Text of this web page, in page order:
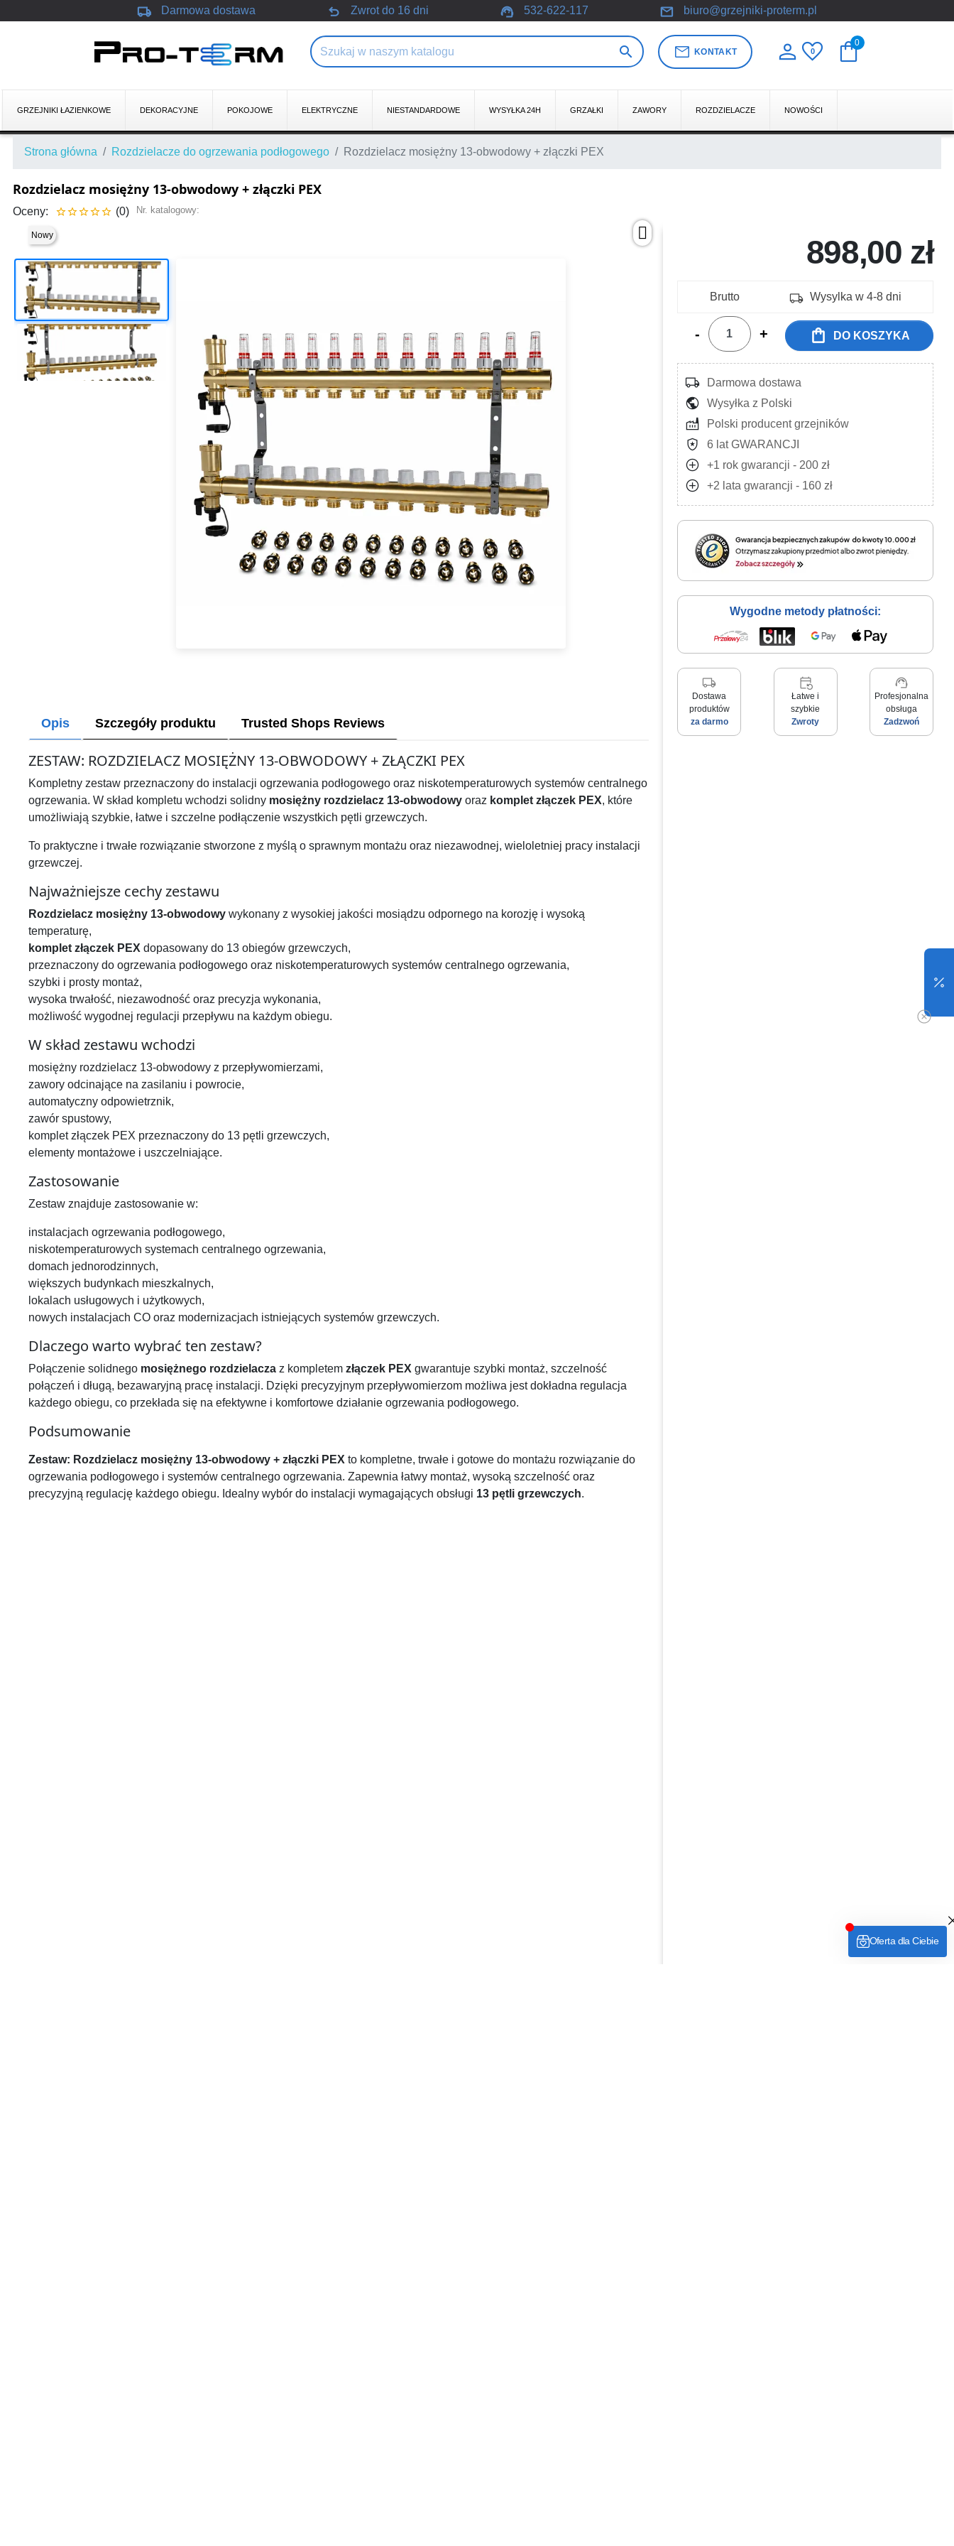
local_shipping Darmowa dostawa undo Zwrot do 16 dni support_agent 532-622-117 mail biuro@grzejniki-proterm.pl
 mail KONTAKT personfavorite
0 shopping_bag
0
GRZEJNIKI ŁAZIENKOWE DEKORACYJNE POKOJOWE ELEKTRYCZNE NIESTANDARDOWE WYSYŁKA 24H GRZAŁKI ZAWORY ROZDZIELACZE NOWOŚCI
Strona główna Rozdzielacze do ogrzewania podłogowego Rozdzielacz mosiężny 13-obwodowy + złączki PEX
Rozdzielacz mosiężny 13-obwodowy + złączki PEX
Oceny:  (0) Nr. katalogowy:
Nowy
Opis Szczegóły produktu Trusted Shops Reviews
ZESTAW: ROZDZIELACZ MOSIĘŻNY 13-OBWODOWY + ZŁĄCZKI PEX
Kompletny zestaw przeznaczony do instalacji ogrzewania podłogowego oraz niskotemperaturowych systemów centralnego
ogrzewania. W skład kompletu wchodzi solidny mosiężny rozdzielacz 13-obwodowyoraz komplet złączek PEX, które
umożliwiają szybkie, łatwe i szczelne podłączenie wszystkich pętli grzewczych.
To praktyczne i trwałe rozwiązanie stworzone z myślą o sprawnym montażu oraz niezawodnej, wieloletniej pracy instalacji
grzewczej.
Najważniejsze cechy zestawu
Rozdzielacz mosiężny 13-obwodowywykonany z wysokiej jakości mosiądzu odpornego na korozję i wysoką
temperaturę,
komplet złączek PEX dopasowany do 13 obiegów grzewczych,
przeznaczony do ogrzewania podłogowego oraz niskotemperaturowych systemów centralnego ogrzewania,
szybki i prosty montaż,
wysoka trwałość, niezawodność oraz precyzja wykonania,
możliwość wygodnej regulacji przepływu na każdym obiegu.
W skład zestawu wchodzi
mosiężny rozdzielacz 13-obwodowy z przepływomierzami,
zawory odcinające na zasilaniu i powrocie,
automatyczny odpowietrznik,
zawór spustowy,
komplet złączek PEX przeznaczony do 13 pętli grzewczych,
elementy montażowe i uszczelniające.
Zastosowanie
Zestaw znajduje zastosowanie w:
instalacjach ogrzewania podłogowego,
niskotemperaturowych systemach centralnego ogrzewania,
domach jednorodzinnych,
większych budynkach mieszkalnych,
lokalach usługowych i użytkowych,
nowych instalacjach CO oraz modernizacjach istniejących systemów grzewczych.
Dlaczego warto wybrać ten zestaw?
Połączenie solidnego mosiężnego rozdzielaczaz kompletem złączek PEX gwarantuje szybki montaż, szczelność
połączeń i długą, bezawaryjną pracę instalacji. Dzięki precyzyjnym przepływomierzom możliwa jest dokładna regulacja
każdego obiegu, co przekłada się na efektywne i komfortowe działanie ogrzewania podłogowego.
Podsumowanie
Zestaw: Rozdzielacz mosiężny 13-obwodowy + złączki PEX to kompletne, trwałe i gotowe do montażu rozwiązanie do
ogrzewania podłogowego i systemów centralnego ogrzewania. Zapewnia łatwy montaż, wysoką szczelność oraz
precyzyjną regulację każdego obiegu. Idealny wybór do instalacji wymagających obsługi 13 pętli grzewczych.
898,00 zł
Brutto local_shipping Wysylka w 4-8 dni
- + shopping_bag DO KOSZYKA
local_shipping Darmowa dostawa
public Wysyłka z Polski
factory Polski producent grzejników
local_police 6 lat GWARANCJI
add_circle +1 rok gwarancji - 200 zł
add_circle +2 lata gwarancji - 160 zł
Wygodne metody płatności:
local_shipping
Dostawa
produktów
za darmo
event_repeat
Łatwe i
szybkie
Zwroty
support_agent
Profesjonalna
obsługa
Zadzwoń